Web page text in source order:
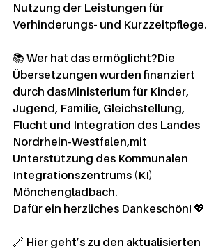
Nutzung der Leistungen für
Verhinderungs- und Kurzzeitpflege.
📚 Wer hat das ermöglicht?Die
Übersetzungen wurden finanziert
durch dasMinisterium für Kinder,
Jugend, Familie, Gleichstellung,
Flucht und Integration des Landes
Nordrhein-Westfalen,mit
Unterstützung des Kommunalen
Integrationszentrums (KI)
Mönchengladbach.
Dafür ein herzliches Dankeschön! 💖
🔗 Hier geht’s zu den aktualisierten